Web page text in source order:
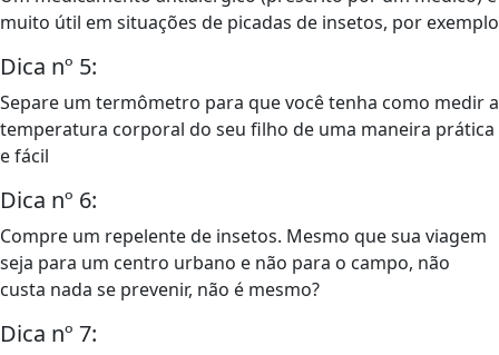
muito útil em situações de picadas de insetos, por exemplo
Dica nº 5:
Separe um termômetro para que você tenha como medir a
temperatura corporal do seu filho de uma maneira prática
e fácil
Dica nº 6:
Compre um repelente de insetos. Mesmo que sua viagem
seja para um centro urbano e não para o campo, não
custa nada se prevenir, não é mesmo?
Dica nº 7: